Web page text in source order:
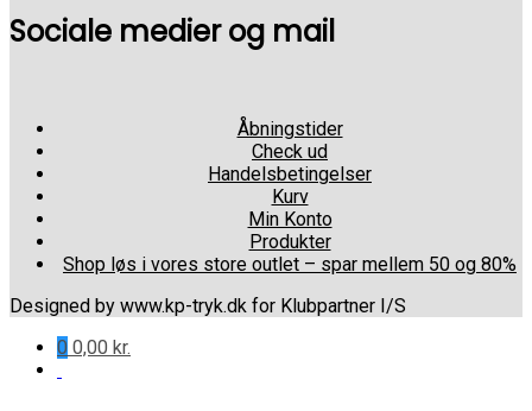
Sociale medier og mail
Åbningstider
Check ud
Handelsbetingelser
Kurv
Min Konto
Produkter
Shop løs i vores store outlet – spar mellem 50 og 80%
Designed by www.kp-tryk.dk for Klubpartner I/S
0 0,00 kr.